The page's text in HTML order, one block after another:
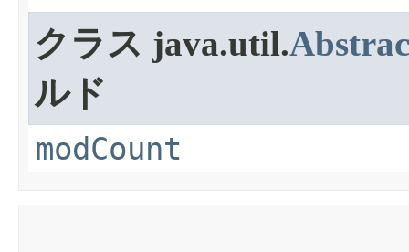
クラス java.util.
ルド
modCount